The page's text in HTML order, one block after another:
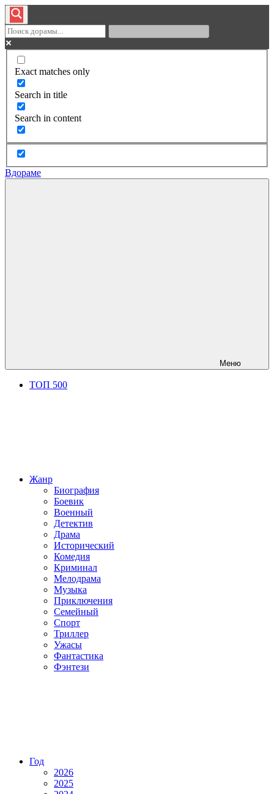
Exact matches only
Search in title
Search in content
Вдораме
Меню
ТОП 500
Жанр
Биография
Боевик
Военный
Детектив
Драма
Исторический
Комедия
Криминал
Мелодрама
Музыка
Приключения
Семейный
Спорт
Триллер
Ужасы
Фантастика
Фэнтези
Год
2026
2025